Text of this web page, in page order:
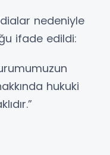
nedeniyle
ifade edildi:
hukuki